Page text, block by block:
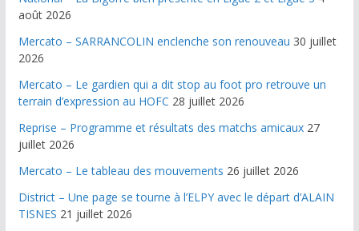
août 2026
Mercato – SARRANCOLIN enclenche son renouveau 30 juillet
2026
Mercato – Le gardien qui a dit stop au foot pro retrouve un
terrain d’expression au HOFC 28 juillet 2026
Reprise – Programme et résultats des matchs amicaux 27
juillet 2026
Mercato – Le tableau des mouvements 26 juillet 2026
District – Une page se tourne à l’ELPY avec le départ d’ALAIN
TISNES 21 juillet 2026